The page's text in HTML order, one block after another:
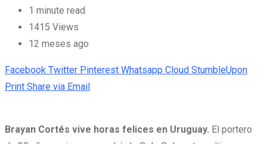
1 minute read
1415 Views
12 meses ago
Facebook Twitter Pinterest Whatsapp Cloud StumbleUpon
Print Share via Email
Brayan Cortés vive horas felices en Uruguay. El portero